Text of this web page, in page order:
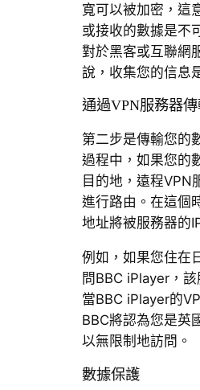
寬可以被加密，這
或接收的數據是不
對於黑客或互聯網
說，收集您的信息
通過VPN服務器
第二步是傳輸您的
過程中，如果您的
目的地，遠程VPN
進行路由。在這個
地址將被服務器的
例如，如果您住在
問BBC iPlayer，
當BBC iPlayer的
BBC將認為您是英
以無限制地訪問。
數據保護